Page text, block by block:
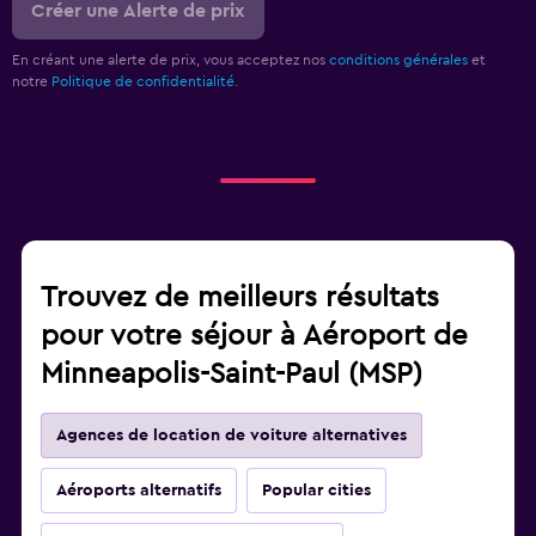
Créer une Alerte de prix
En créant une alerte de prix, vous acceptez nos conditions générales et
notre Politique de confidentialité.
Trouvez de meilleurs résultats
pour votre séjour à Aéroport de
Minneapolis-Saint-Paul (MSP)
Agences de location de voiture alternatives
Aéroports alternatifs Popular cities